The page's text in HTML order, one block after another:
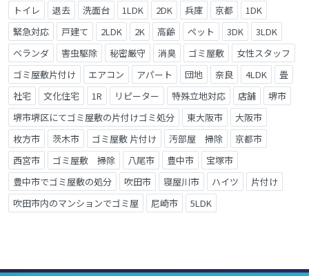
トイレ
退去 洗面台 1LDK 2DK 兵庫 京都
1DK
緊急対応
戸建て 2LDK 2K 高齢 ペット 3DK
3LDK
ベランダ
害虫駆除 秘密厳守 消臭 ゴミ屋敷
女性スタッフ
ゴミ屋敷片付け
エアコン アパート 団地 奈良 4LDK
畳
社宅
文化住宅 1R リピーター 特殊立地対応 店舗
堺市
堺市堺区にてゴミ屋敷の片付けゴミ処分
東大阪市
大阪市
枚方市
茨木市 ゴミ屋敷 片付け 汚部屋 掃除
京都市
西宮市
ゴミ屋敷 掃除 八尾市 豊中市
宝塚市
豊中市でゴミ屋敷の処分
吹田市 寝屋川市 ハイツ
片付け
吹田市内のマンションでゴミ屋
尼崎市 5LDK